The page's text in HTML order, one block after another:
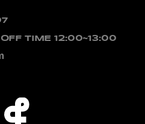
OFF TIME 12:00~13:00